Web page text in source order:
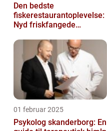
Den bedste
fiskerestaurantoplevelse:
Nyd friskfangede
01 februar 2025
Psykolog skanderborg: En